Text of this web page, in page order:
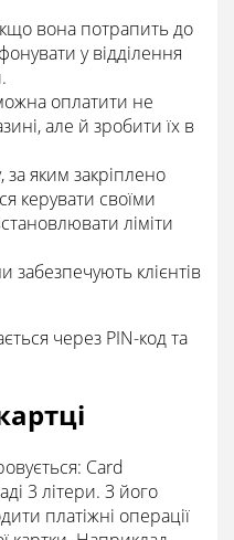
вона потрапить до
у відділення
оплатити не
але й зробити їх в
за яким закріплено
керувати своїми
ліміти
забезпечують клієнтів
через PIN-код та
Card
3 літери. З його
платіжні операції